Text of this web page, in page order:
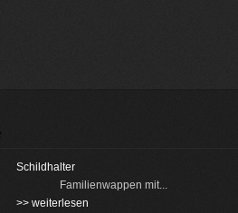
Schildhalter
Familienwappen mit...
>> weiterlesen